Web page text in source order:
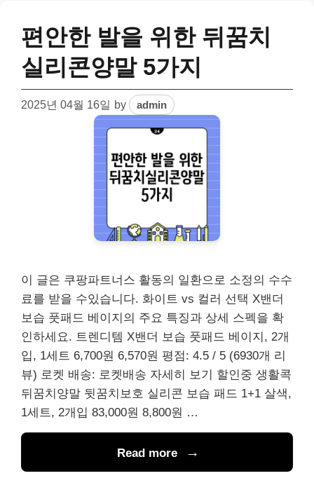
편안한 발을 위한 뒤꿈치
실리콘양말 5가지
2025년 04월 16일 by admin
이 글은 쿠팡파트너스 활동의 일환으로 소정의 수수
료를 받을 수있습니다. 화이트 vs 컬러 선택 X밴더
보습 풋패드 베이지의 주요 특징과 상세 스펙을 확
인하세요. 트렌디템 X밴더 보습 풋패드 베이지, 2개
입, 1세트 6,700원 6,570원 평점: 4.5 / 5 (6930개 리
뷰) 로켓 배송: 로켓배송 자세히 보기 할인중 생활콕
뒤꿈치양말 뒷꿈치보호 실리콘 보습 패드 1+1 살색,
1세트, 2개입 83,000원 8,800원 …
Read more